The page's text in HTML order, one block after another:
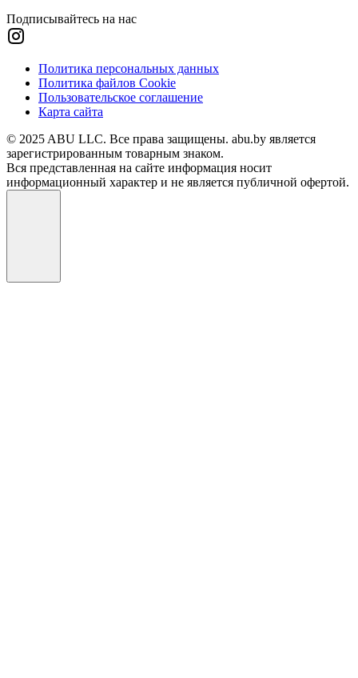
Подписывайтесь на нас
Политика персональных данных
Политика файлов Cookie
Пользовательское соглашение
Карта сайта
© 2025 ABU LLC. Все права защищены. abu.by является
зарегистрированным товарным знаком.
Вся представленная на сайте информация носит
информационный характер и не является публичной офертой.